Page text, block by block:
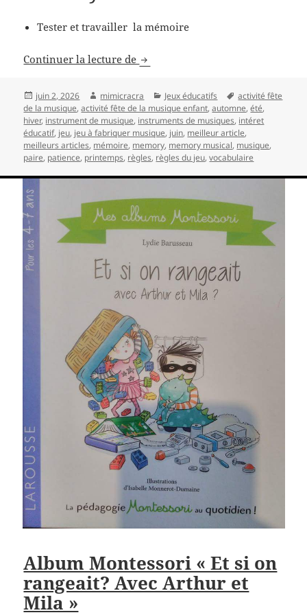
Tester et travailler la mémoire
Continuer la lecture de Eveil musical par le jeu: le
Publié
le
juin 2, 2026 Auteur
mimicracra Catégories
Jeux éducatifs
Mots-
clés
activité fête
de la musique,activité fête de la musique enfant,automne,été,
hiver, instrument de musique, instruments de musiques, intéret
éducatif, jeu, jeu à fabriquer musique, juin, meilleur article,
meilleurs articles, mémoire, memory, memory musical, musique,
paire, patience, printemps, règles, règles du jeu,vocabulaire
Album Montessori « Et si on
rangeait? Avec Arthur et
Mila »